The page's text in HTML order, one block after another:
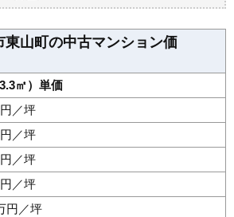
山町の中古マンション価
㎡）単価
／坪
／坪
／坪
／坪
円／坪